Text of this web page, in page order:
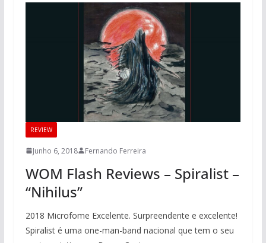
REVIEW
Junho 6, 2018 Fernando Ferreira
WOM Flash Reviews – Spiralist –
“Nihilus”
2018 Microfome Excelente. Surpreendente e excelente!
Spiralist é uma one-man-band nacional que tem o seu